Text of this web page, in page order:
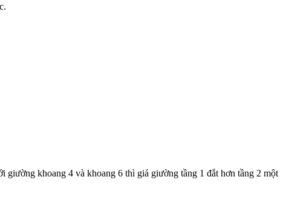
khoang 4 và khoang 6 thì giá giường tầng 1 đắt hơn tầng 2 một